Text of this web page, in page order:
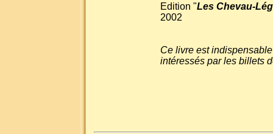
Edition "Les Chevau-
2002
Ce livre est
intéressés par les billets